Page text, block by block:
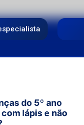
do 5º ano
lápis e não